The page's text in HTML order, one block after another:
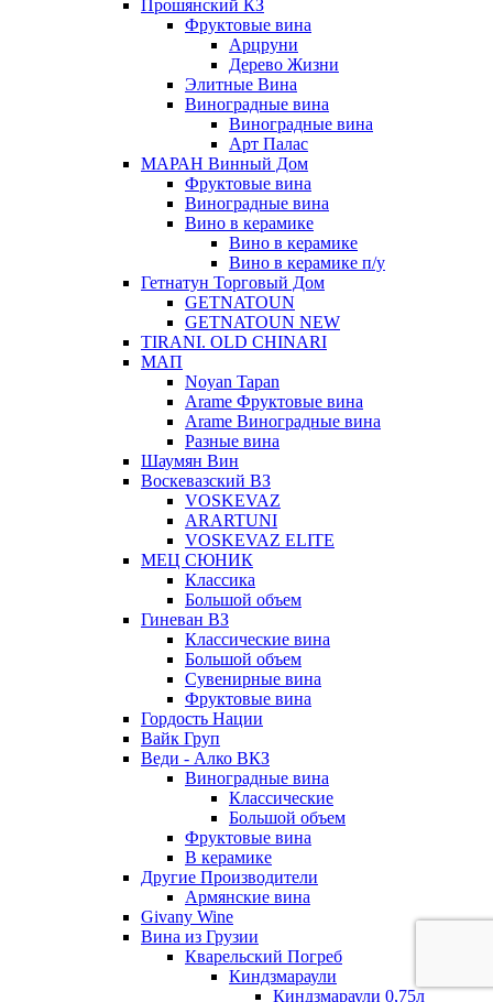
Прошянский КЗ
Фруктовые вина
Арцруни
Дерево Жизни
Элитные Вина
Виноградные вина
Виноградные вина
Арт Палас
МАРАН Винный Дом
Фруктовые вина
Виноградные вина
Вино в керамике
Вино в керамике
Вино в керамике п/у
Гетнатун Торговый Дом
GETNATOUN
GETNATOUN NEW
TIRANI. OLD CHINARI
МАП
Noyan Tapan
Arame Фруктовые вина
Arame Виноградные вина
Разные вина
Шаумян Вин
Воскевазский ВЗ
VOSKEVAZ
ARARTUNI
VOSKEVAZ ELITE
МЕЦ СЮНИК
Классика
Большой объем
Гиневан ВЗ
Классические вина
Большой объем
Сувенирные вина
Фруктовые вина
Гордость Нации
Вайк Груп
Веди - Алко ВКЗ
Виноградные вина
Классические
Большой объем
Фруктовые вина
В керамике
Другие Производители
Армянские вина
Givany Wine
Вина из Грузии
Кварельский Погреб
Киндзмараули
Киндзмараули 0,75л